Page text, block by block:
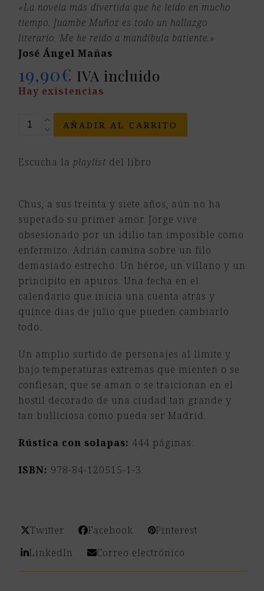
«La novela más divertida que he leído en mucho
tiempo. Juambe Muñoz es todo un hallazgo
literario. Me he reído a mandíbula batiente.»
José Ángel Mañas
19,90€ IVA incluido
Hay existencias
Surtido
AÑADIR AL CARRITO
Escucha la playlist del libro
Chus, a sus treinta y siete años, aún no ha
superado su primer amor. Jorge vive
obsesionado por un idilio tan imposible como
enfermizo. Adrián camina sobre un filo
demasiado estrecho. Un héroe, un villano y un
principito en apuros. Una fecha en el
calendario que inicia una cuenta atrás y
quince días de julio que pueden cambiarlo
todo.
Un amplio surtido de personajes al límite y
bajo temperaturas extremas que mienten o se
confiesan, que se aman o se traicionan en el
hostil decorado de una ciudad tan grande y
tan bulliciosa como pueda ser Madrid.
Rústica con solapas: 444 páginas.
ISBN: 978-84-120515-1-3.
Twitter Facebook
Pinterest
LinkedIn
Correo electrónico